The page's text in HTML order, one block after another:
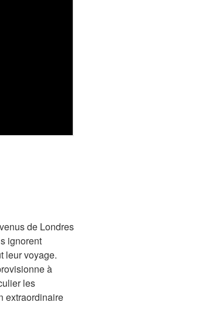
de Londres
ignorent
leur voyage.
à
les
extraordinaire